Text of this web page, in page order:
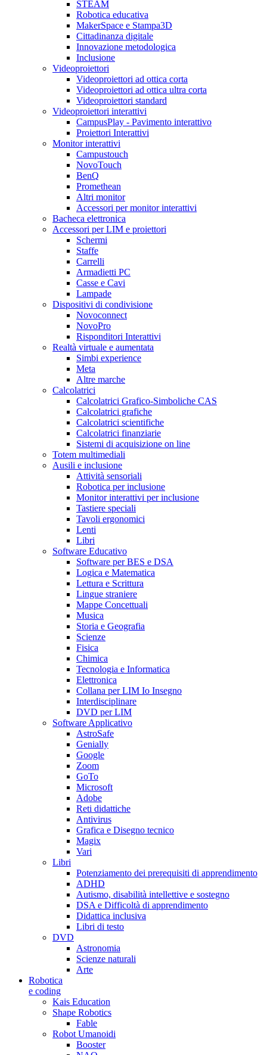
STEAM
Robotica educativa
MakerSpace e Stampa3D
Cittadinanza digitale
Innovazione metodologica
Inclusione
Videoproiettori
Videoproiettori ad ottica corta
Videoproiettori ad ottica ultra corta
Videoproiettori standard
Videoproiettori interattivi
CampusPlay - Pavimento interattivo
Proiettori Interattivi
Monitor interattivi
Campustouch
NovoTouch
BenQ
Promethean
Altri monitor
Accessori per monitor interattivi
Bacheca elettronica
Accessori per LIM e proiettori
Schermi
Staffe
Carrelli
Armadietti PC
Casse e Cavi
Lampade
Dispositivi di condivisione
Novoconnect
NovoPro
Risponditori Interattivi
Realtà virtuale e aumentata
Simbi experience
Meta
Altre marche
Calcolatrici
Calcolatrici Grafico-Simboliche CAS
Calcolatrici grafiche
Calcolatrici scientifiche
Calcolatrici finanziarie
Sistemi di acquisizione on line
Totem multimediali
Ausili e inclusione
Attività sensoriali
Robotica per inclusione
Monitor interattivi per inclusione
Tastiere speciali
Tavoli ergonomici
Lenti
Libri
Software Educativo
Software per BES e DSA
Logica e Matematica
Lettura e Scrittura
Lingue straniere
Mappe Concettuali
Musica
Storia e Geografia
Scienze
Fisica
Chimica
Tecnologia e Informatica
Elettronica
Collana per LIM Io Insegno
Interdisciplinare
DVD per LIM
Software Applicativo
AstroSafe
Genially
Google
Zoom
GoTo
Microsoft
Adobe
Reti didattiche
Antivirus
Grafica e Disegno tecnico
Magix
Vari
Libri
Potenziamento dei prerequisiti di apprendimento
ADHD
Autismo, disabilità intellettive e sostegno
DSA e Difficoltà di apprendimento
Didattica inclusiva
Libri di testo
DVD
Astronomia
Scienze naturali
Arte
Robotica
e coding
Kais Education
Shape Robotics
Fable
Robot Umanoidi
Booster